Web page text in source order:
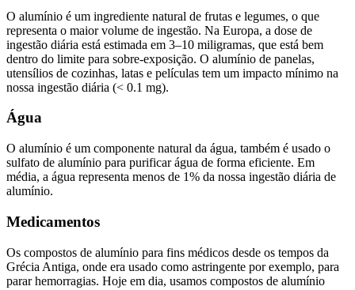
O alumínio é um ingrediente natural de frutas e legumes, o que
representa o maior volume de ingestão. Na Europa, a dose de
ingestão diária está estimada em 3–10 miligramas, que está bem
dentro do limite para sobre-exposição. O alumínio de panelas,
utensílios de cozinhas, latas e películas tem um impacto mínimo na
nossa ingestão diária (< 0.1 mg).
Água
O alumínio é um componente natural da água, também é usado o
sulfato de alumínio para purificar água de forma eficiente. Em
média, a água representa menos de 1% da nossa ingestão diária de
alumínio.
Medicamentos
Os compostos de alumínio para fins médicos desde os tempos da
Grécia Antiga, onde era usado como astringente por exemplo, para
parar hemorragias. Hoje em dia, usamos compostos de alumínio